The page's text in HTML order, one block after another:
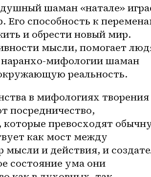
шаман «натале»
способность к
и обрести новый мир.
мысли, помогает
наранхо-мифологии шаман
реальность.
в мифологиях творения
посредничество,
превосходят
как мост между
и действия, и
состояние ума они